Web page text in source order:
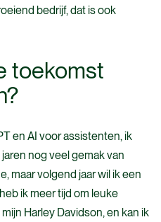
bedrijf, dat is ook
toekomst
en AI voor assistenten, ik
nog veel gemak van
maar volgend jaar wil ik een
ik meer tijd om leuke
Harley Davidson, en kan ik